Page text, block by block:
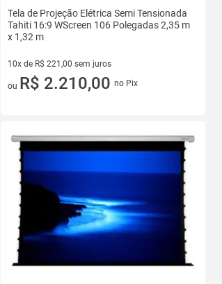
Tela de Projeção Elétrica Semi Tensionada
Tahiti 16:9 WScreen 106 Polegadas 2,35 m
x 1,32 m
10x de R$ 221,00 sem juros
10 vez de R$ 221,00 sem juros
ou R$ 2.210,00 no Pix